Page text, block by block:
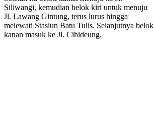
Siliwangi, kemudian belok kiri untuk menuju
Jl. Lawang Gintung, terus lurus hingga
melewati Stasiun Batu Tulis. Selanjutnya belok
kanan masuk ke Jl. Cihideung.